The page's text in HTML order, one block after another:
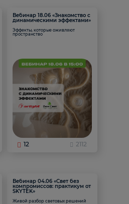
Вебинар 18.06 «Знакомство с
динамическими эффектами»
Эффекты, которые оживляют
пространство
12 2112
Вебинар 04.06 «Свет без
компромиссов: практикум от
SKYTEK»
Живой разбор световых решений